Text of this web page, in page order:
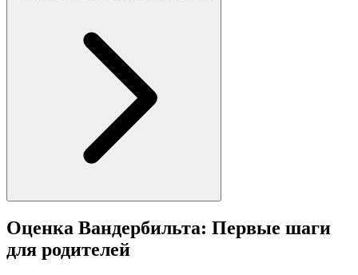
Оценка Вандербильта: Первые шаги
для родителей